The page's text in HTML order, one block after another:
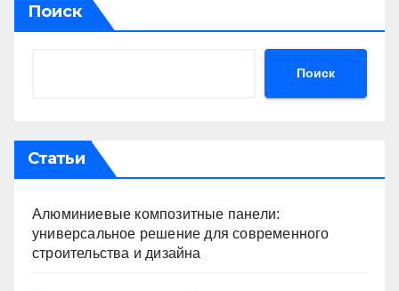
Поиск
Поиск
Статьи
Алюминиевые композитные панели:
универсальное решение для современного
строительства и дизайна